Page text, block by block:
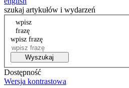
szukaj artykułów i wydarzeń
wpisz
frazę
wpisz frazę
Wyszukaj
Dostępność
Wersja kontrastowa